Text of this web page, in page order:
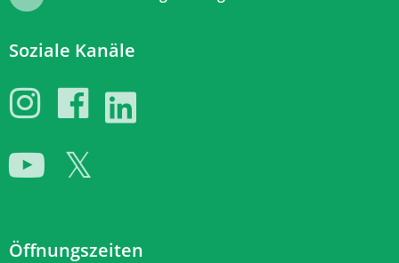
Soziale Kanäle
Öffnungszeiten